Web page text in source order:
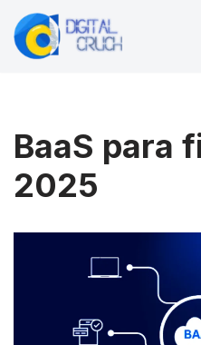
Pular
BaaS para
2025